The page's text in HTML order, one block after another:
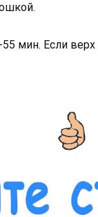
мин. Если